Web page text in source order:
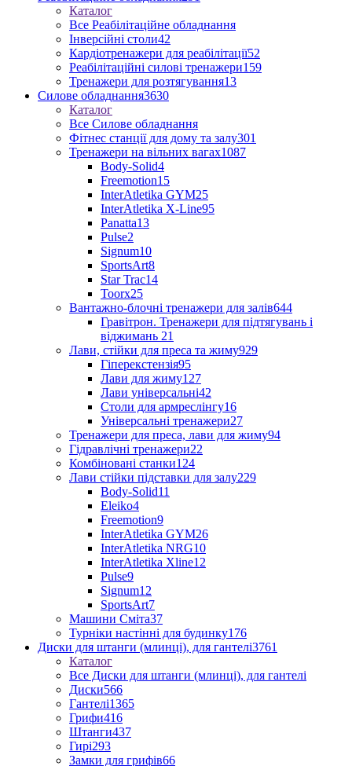
Каталог
Все Реабілітаційне обладнання
Інверсійні столи42
Кардіотренажери для реабілітації52
Реабілітаційні силові тренажери159
Тренажери для розтягування13
Силове обладнання3630
Каталог
Все Силове обладнання
Фітнес станції для дому та залу301
Тренажери на вільних вагах1087
Body-Solid4
Freemotion15
InterAtletika GYM25
InterAtletika X-Line95
Panatta13
Pulse2
Signum10
SportsArt8
Star Trac14
Toorx25
Вантажно-блочні тренажери для залів644
Гравітрон. Тренажери для підтягувань і
віджимань 21
Лави, стійки для преса та жиму929
Гіперекстензія95
Лави для жиму127
Лави універсальні42
Столи для армреслінгу16
Універсальні тренажери27
Тренажери для преса, лави для жиму94
Гідравлічні тренажери22
Комбіновані станки124
Лави стійки підставки для залу229
Body-Solid11
Eleiko4
Freemotion9
InterAtletika GYM26
InterAtletika NRG10
InterAtletika Xline12
Pulse9
Signum12
SportsArt7
Машини Сміта37
Турніки настінні для будинку176
Диски для штанги (млинці), для гантелі3761
Каталог
Все Диски для штанги (млинці), для гантелі
Диски566
Гантелі1365
Грифи416
Штанги437
Гирі293
Замки для грифів66